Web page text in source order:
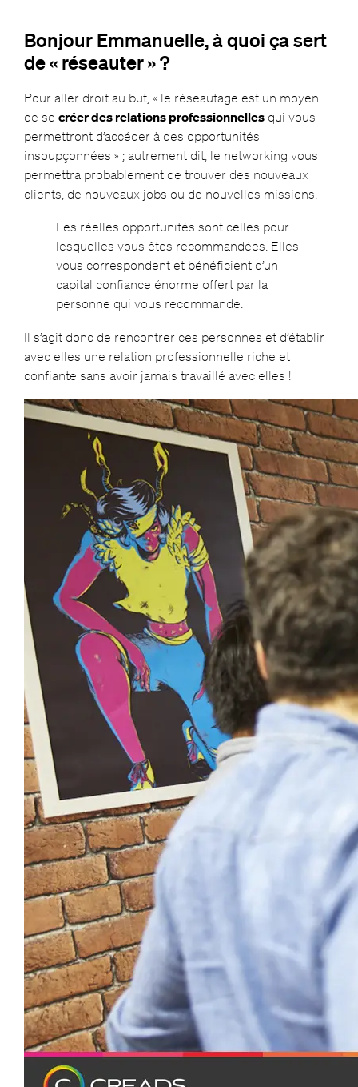
Bonjour Emmanuelle, à quoi ça sert
de « réseauter » ?
Pour aller droit au but, « le réseautage est un moyen
de se créer des relations professionnellesqui vous
permettront d’accéder à des opportunités
insoupçonnées » ; autrement dit, le networking vous
permettra probablement de trouver des nouveaux
clients, de nouveaux jobs ou de nouvelles missions.
Les réelles opportunités sont celles pour
lesquelles vous êtes recommandées. Elles
vous correspondent et bénéficient d’un
capital confiance énorme offert par la
personne qui vous recommande.
Il s’agit donc de rencontrer ces personnes et d’établir
avec elles une relation professionnelle riche et
confiante sans avoir jamais travaillé avec elles !